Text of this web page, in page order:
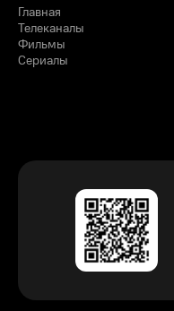
Главная
Телеканалы
Фильмы
Сериалы